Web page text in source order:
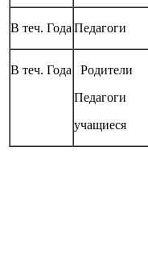
В теч. Года Педагоги
В теч. Года
Родители
Педагоги
учащиеся